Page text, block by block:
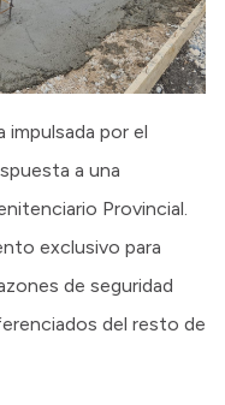
impulsada por el
a una
Provincial.
exclusivo para
de seguridad
del resto de